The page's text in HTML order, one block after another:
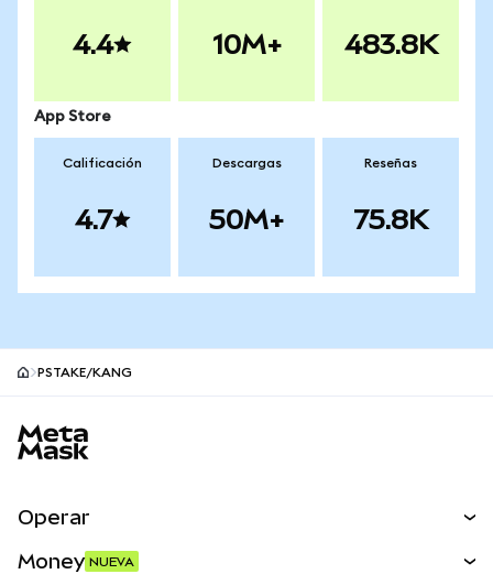
4.4 10M+ 483.8K
App Store
Calificación
4.7
Descargas
50M+
Reseñas
75.8K
PSTAKE/KANG
Operar
Money NUEVA